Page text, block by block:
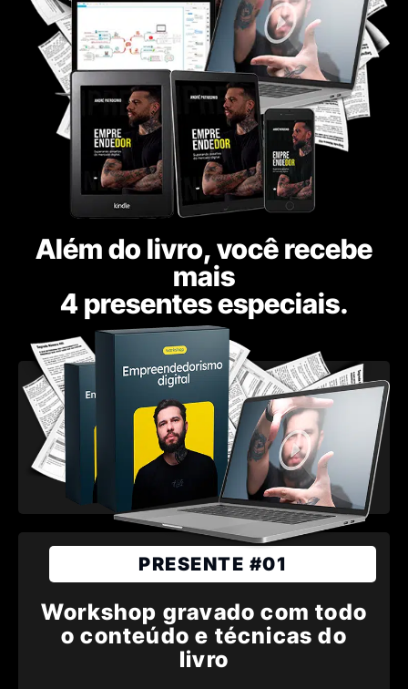
Além do livro, você recebe
mais
4 presentes especiais.
PRESENTE #01
Workshop gravado com todo
o conteúdo e técnicas do
livro